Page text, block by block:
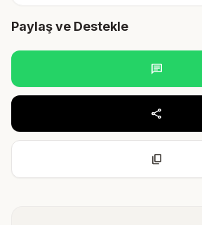
Paylaş ve Destekle
chat
share
content_copy